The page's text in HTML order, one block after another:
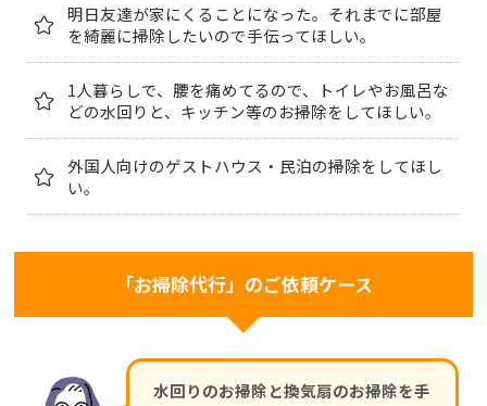
明日友達が家にくることになった。それまでに部屋
を綺麗に掃除したいので手伝ってほしい。
1人暮らしで、腰を痛めてるので、トイレやお風呂な
どの水回りと、キッチン等のお掃除をしてほしい。
外国人向けのゲストハウス・民泊の掃除をしてほし
い。
「お掃除代行」のご依頼ケース
水回りのお掃除と換気扇のお掃除を手